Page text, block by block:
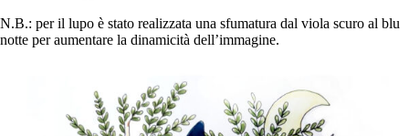
N.B.: per il lupo è stato realizzata una sfumatura dal viola scuro al blu
notte per aumentare la dinamicità dell’immagine.